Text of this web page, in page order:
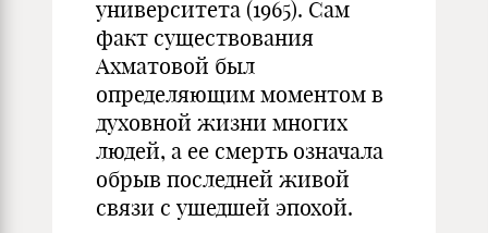
университета (1965). Сам
факт существования
Ахматовой был
определяющим моментом в
духовной жизни многих
людей, а ее смерть означала
обрыв последней живой
связи с ушедшей эпохой.